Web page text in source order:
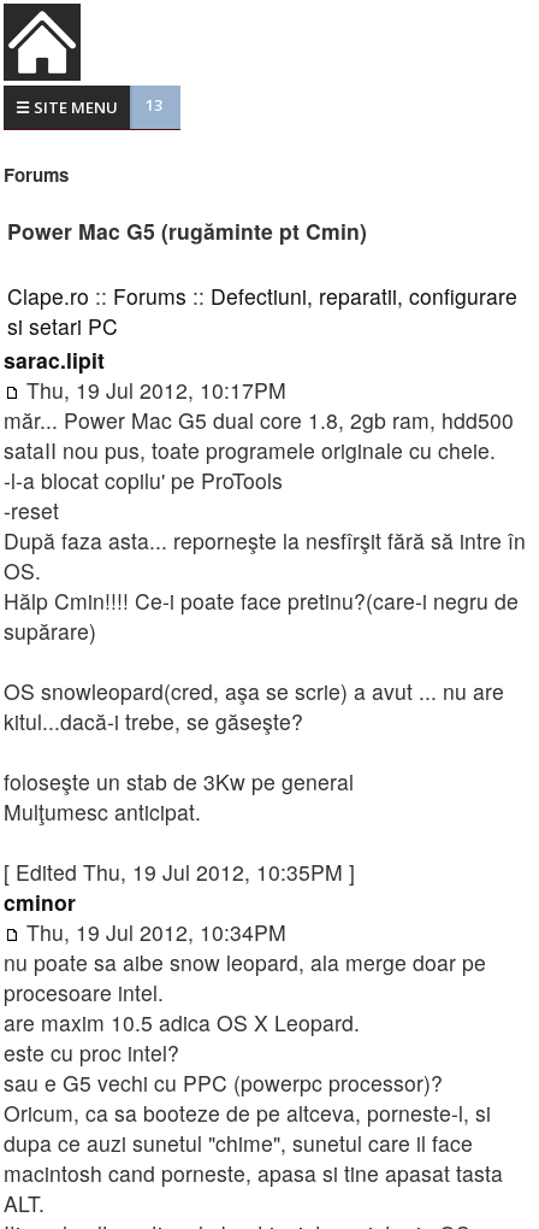
☰ SITE MENU 13
Forums
Power Mac G5 (rugăminte pt Cmin)
Clape.ro :: Forums :: Defectiuni, reparatii, configurare
si setari PC
sarac.lipit
Thu, 19 Jul 2012, 10:17PM
măr... Power Mac G5 dual core 1.8, 2gb ram, hdd500
sataII nou pus, toate programele originale cu cheie.
-l-a blocat copilu' pe ProTools
-reset
După faza asta... reporneşte la nesfîrşit fără să intre în
OS.
Hălp Cmin!!!! Ce-i poate face pretinu?(care-i negru de
supărare)
OS snowleopard(cred, aşa se scrie) a avut ... nu are
kitul...dacă-i trebe, se găseşte?
foloseşte un stab de 3Kw pe general
Mulţumesc anticipat.
[ Edited Thu, 19 Jul 2012, 10:35PM ]
cminor
Thu, 19 Jul 2012, 10:34PM
nu poate sa aibe snow leopard, ala merge doar pe
procesoare intel.
are maxim 10.5 adica OS X Leopard.
este cu proc intel?
sau e G5 vechi cu PPC (powerpc processor)?
Oricum, ca sa booteze de pe altceva, porneste-l, si
dupa ce auzi sunetul "chime", sunetul care il face
macintosh cand porneste, apasa si tine apasat tasta
ALT.